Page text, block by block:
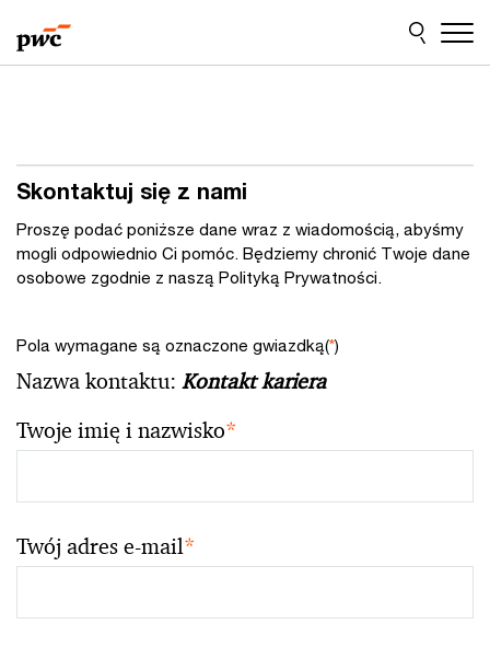
do
treści
do
stopki
Skontaktuj się z nami
Proszę podać poniższe dane wraz z wiadomością, abyśmy
mogli odpowiednio Ci pomóc. Będziemy chronić Twoje dane
osobowe zgodnie z naszą Polityką Prywatności.
Pola wymagane są oznaczone gwiazdką(*)
Nazwa kontaktu: Kontakt kariera
Twoje imię i nazwisko*
Twój adres e-mail*